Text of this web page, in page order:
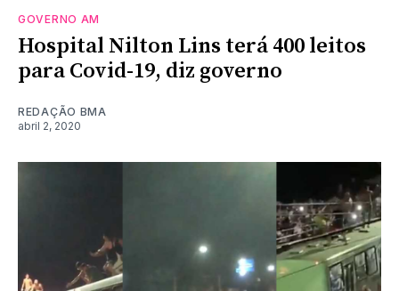
GOVERNO AM
Hospital Nilton Lins terá 400 leitos
para Covid-19, diz governo
REDAÇÃO BMA
abril 2, 2020